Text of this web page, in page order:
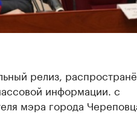
релиз,
информации. с
мэра города